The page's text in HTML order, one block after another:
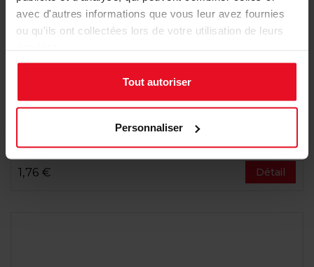
avec d'autres informations que vous leur avez fournies
ou qu'ils ont collectées lors de votre utilisation de leurs
Tout autoriser
Personnaliser
Carte de vœux caritative sapins
1,76 € Détail